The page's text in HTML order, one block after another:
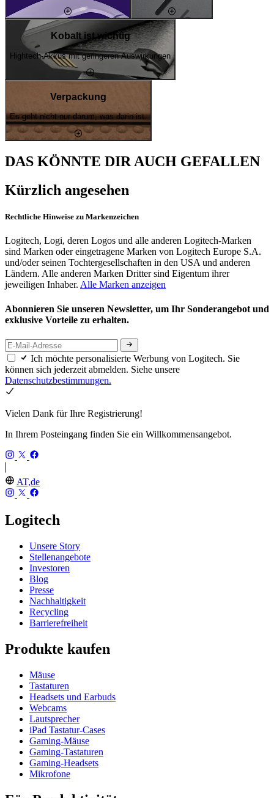
Kobalt ist wichtig
Hightech-Akkus mit geringeren Auswirkungen
Verpackung
Es geht nicht nur darum, was darin ist.
DAS KÖNNTE DIR AUCH GEFALLEN
Kürzlich angesehen
Rechtliche Hinweise zu Markenzeichen
Logitech, Logi, deren Logos und alle anderen Logitech-Marken
sind Marken oder eingetragene Marken von Logitech Europe S.A.
und/oder seinen Tochtergesellschaften in den USA und anderen
Ländern. Alle anderen Marken Dritter sind Eigentum ihrer
jeweiligen Inhaber. Alle Marken anzeigen
Abonnieren Sie unseren Newsletter, um Ihr Sonderangebot und
exklusive Vorteile zu erhalten.
Ich möchte personalisierte Werbung von Logitech. Sie
können sich jederzeit abmelden. Siehe unsere
Datenschutzbestimmungen.
Vielen Dank für Ihre Registrierung!
In Ihrem Posteingang finden Sie ein Willkommensangebot.
AT,de
Logitech
Unsere Story
Stellenangebote
Investoren
Blog
Presse
Nachhaltigkeit
Recycling
Barrierefreiheit
Produkte kaufen
Mäuse
Tastaturen
Headsets und Earbuds
Webcams
Lautsprecher
iPad Tastatur-Cases
Gaming-Mäuse
Gaming-Tastaturen
Gaming-Headsets
Mikrofone